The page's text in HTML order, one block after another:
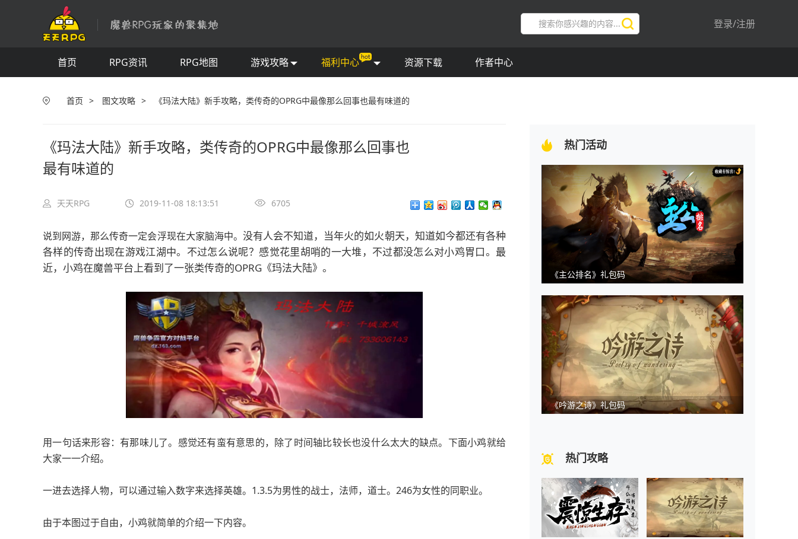
登录/注册
首页 RPG资讯 RPG地图 游戏攻略
福利中心
资源下载 作者中心
首页 > 图文攻略 > 《玛法大陆》新手攻略，类传奇的OPRG中最像那么回事也最有味道的
《玛法大陆》新手攻略，类传奇的OPRG中最像那么回事也
最有味道的
天天RPG 2019-11-08 18:13:51 6705
说到网游，那么传奇一定会浮现在大家脑海中。 没有人会不知道，当年火的如火朝天，知道如今都还有各种
各样的传奇出现在游戏江湖中。 不过怎么说呢？感觉花里胡哨的一大堆，不过都没怎么对小鸡胃口。最
近，小鸡在魔兽平台上看到了一张类传奇的OPRG《玛法大陆》。
用一句话来形容：有那味儿了。感觉还有蛮有意思的，除了时间轴比较长也没什么太大的缺点。下面小鸡就给
大家一一介绍。
一进去选择人物，可以通过输入数字来选择英雄。1.3.5为男性的战士，法师，道士。246为女性的同职业。
由于本图过于自由，小鸡就简单的介绍一下内容。
热门活动
《主公排名》礼包码
《吟游之诗》礼包码
热门攻略